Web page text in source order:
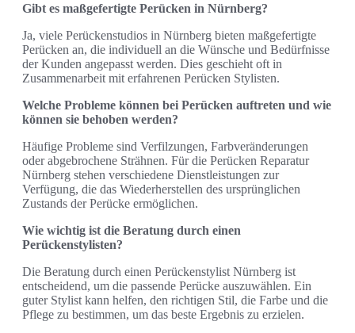
Gibt es maßgefertigte Perücken in Nürnberg?
Ja, viele Perückenstudios in Nürnberg bieten maßgefertigte
Perücken an, die individuell an die Wünsche und Bedürfnisse
der Kunden angepasst werden. Dies geschieht oft in
Zusammenarbeit mit erfahrenen Perücken Stylisten.
Welche Probleme können bei Perücken auftreten und wie
können sie behoben werden?
Häufige Probleme sind Verfilzungen, Farbveränderungen
oder abgebrochene Strähnen. Für die Perücken Reparatur
Nürnberg stehen verschiedene Dienstleistungen zur
Verfügung, die das Wiederherstellen des ursprünglichen
Zustands der Perücke ermöglichen.
Wie wichtig ist die Beratung durch einen
Perückenstylisten?
Die Beratung durch einen Perückenstylist Nürnberg ist
entscheidend, um die passende Perücke auszuwählen. Ein
guter Stylist kann helfen, den richtigen Stil, die Farbe und die
Pflege zu bestimmen, um das beste Ergebnis zu erzielen.